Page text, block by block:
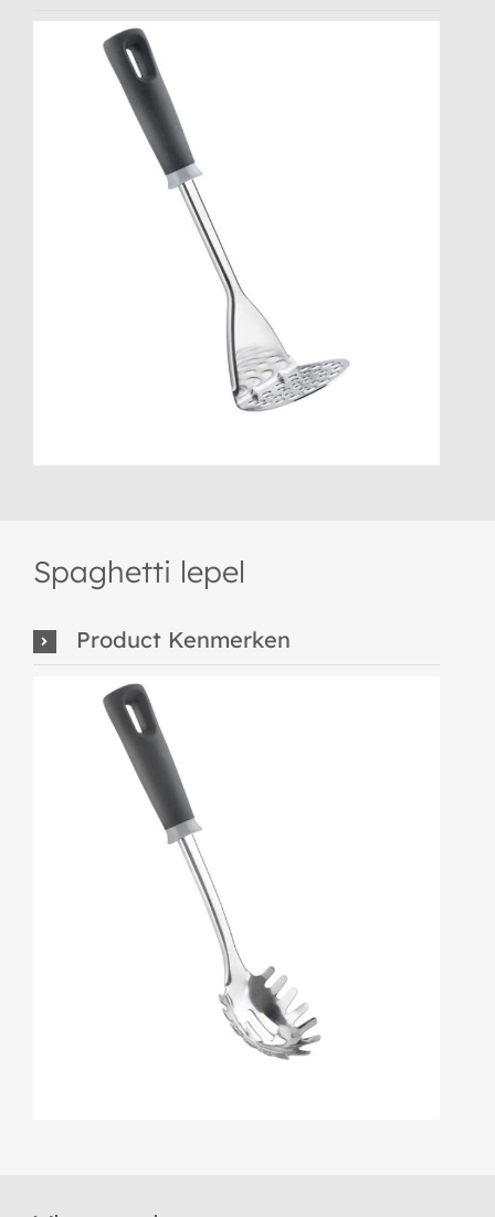
Spaghetti lepel
Product Kenmerken